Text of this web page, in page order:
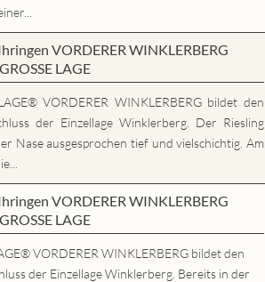
VORDERER WINKLERBERG
LAGE
VORDERER WINKLERBERG bildet den
der Einzellage Winklerberg. Der Riesling
Nase ausgesprochen tief und vielschichtig. Am
VORDERER WINKLERBERG
LAGE
VORDERER WINKLERBERG bildet den
der Einzellage Winklerberg. Bereits in der